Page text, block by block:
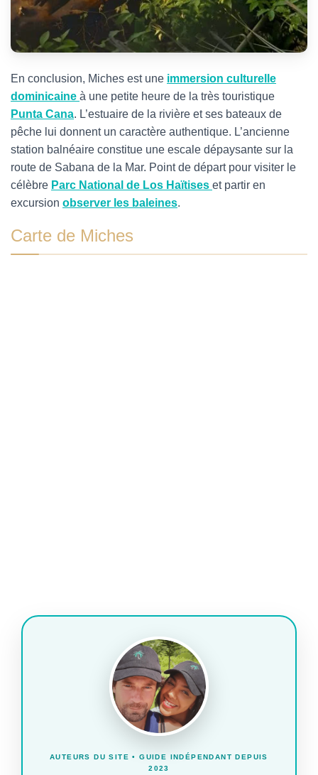
En conclusion, Miches est une immersion culturelle
dominicaine à une petite heure de la très touristique
Punta Cana. L’estuaire de la rivière et ses bateaux de
pêche lui donnent un caractère authentique. L’ancienne
station balnéaire constitue une escale dépaysante sur la
route de Sabana de la Mar. Point de départ pour visiter le
célèbre Parc National de Los Haïtises et partir en
excursion observer les baleines.
Carte de Miches
AUTEURS DU SITE • GUIDE INDÉPENDANT DEPUIS
2023